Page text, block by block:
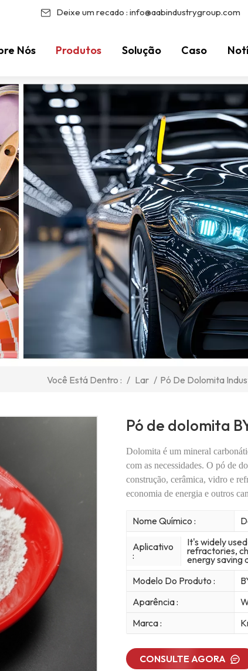
Deixe um recado : info@aabindustrygroup.com
Nós Produtos Solução Caso
Você Está Dentro : / Lar / Pó De Dolomita
Pó de dolomita
Dolomita é um mineral
com as necessidades. O pó de
construção, cerâmica, vidro e
economia de energia e outros
Nome Químico :
Aplicativo
:
It's widely
refractories,
energy saving
Modelo Do Produto :
Aparência :
Marca :
CONSULTE AGORA